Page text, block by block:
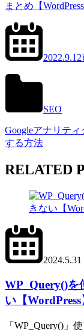
まとめ【WordPress
2022.9.12
SEO
Googleアナリテ
する方法
RELATED
2024.5.31
WP_Query()を
い【WordPress
「WP_Query()」